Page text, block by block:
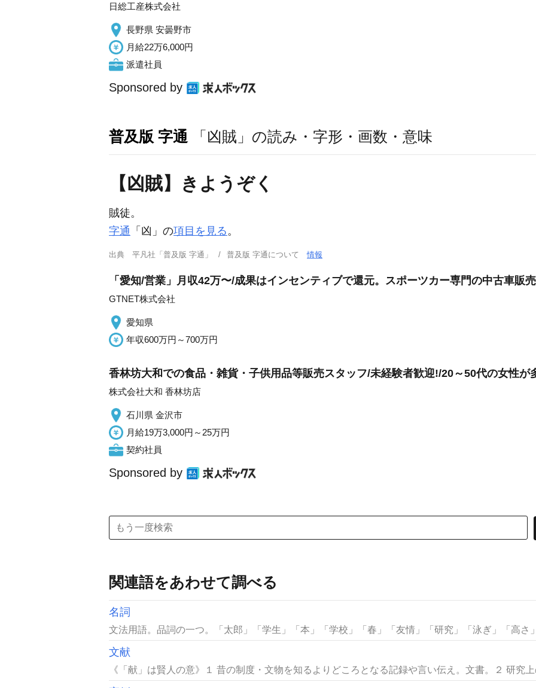
日総工産株式会社
長野県 安曇野市
月給22万6,000円
派遣社員
Sponsored by
普及版 字通 「凶賊」の読み・字形・画数・意味
【凶賊】きようぞく
賊徒。
字通 「凶」の項目を見る。
出典 平凡社「普及版 字通」 普及版 字通について情報
「愛知/営業」月収42万〜/成果はインセンティブで還元。スポーツカー専門の中古車販
GTNET株式会社
愛知県
年収600万円～700万円
香林坊大和での食品・雑貨・子供用品等販売スタッフ/未経験者歓迎!/20～50代の女性が
株式会社大和 香林坊店
石川県 金沢市
月給19万3,000円～25万円
契約社員
Sponsored by
関連語をあわせて調べる
名詞
文法用語。品詞の一つ。「太郎」「学生」「本」「学校」「春」「友情」「研究」「泳ぎ」「高さ
文献
《「献」は賢人の意》１ 昔の制度・文物を知るよりどころとなる記録や言い伝え。文書。２ 研究上